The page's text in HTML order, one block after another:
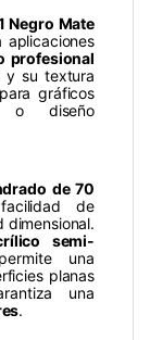
Negro Mate
aplicaciones
profesional
y su textura
gráficos
o diseño
de 70
de
dimensional.
semi-
una
planas
una
.